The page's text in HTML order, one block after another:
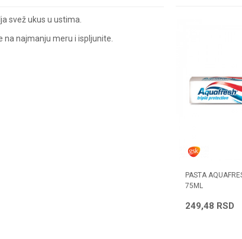
svež ukus u ustima.
najmanju meru i ispljunite.
PASTA
75ML
249,48 RSD